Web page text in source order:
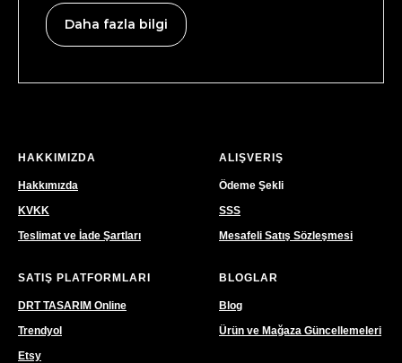
Daha fazla bilgi
HAKKIMIZDA
Hakkımızda
KVKK
Teslimat ve İade Şartları
ALIŞVERIŞ
Ödeme Şekli
SSS
Mesafeli Satış Sözleşmesi
SATIŞ PLATFORMLARI
DRT TASARIM Online
Trendyol
Etsy
BLOGLAR
Blog
Ürün ve Mağaza Güncellemeleri